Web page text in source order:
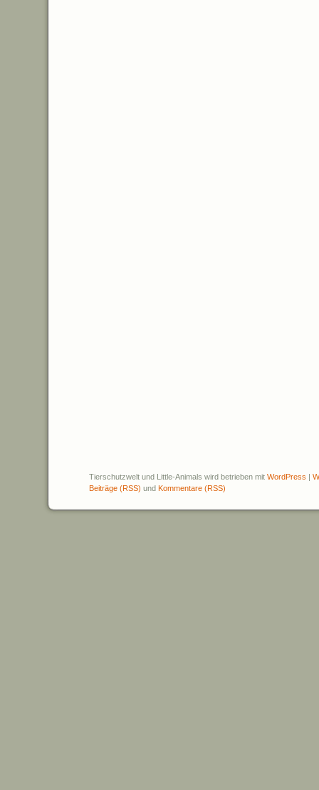
Tierschutzwelt und Little-Animals wird betrieben mit WordPress |
Beiträge (RSS) und Kommentare (RSS)